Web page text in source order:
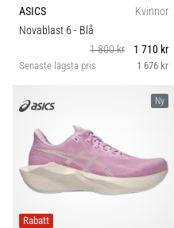
ASICS
Kvinnor
Novablast 6 - Blå
1 800 kr
1 710 kr
Senaste lägsta pris 1 676 kr
Ny
Rabatt